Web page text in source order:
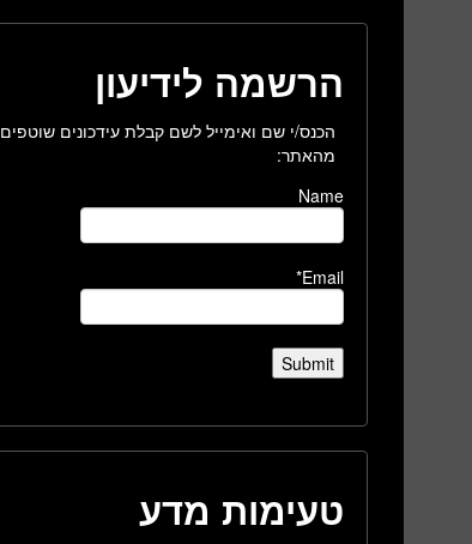
הרשמה לידיעון
הכנס/י שם ואימייל לשם קבלת עידכונים שוטפים
מהאתר:
Name
Email*
טעימות מדע